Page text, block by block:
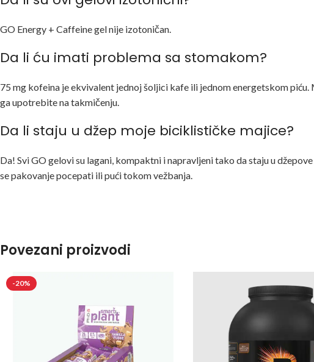
GO Energy + Caffeine gel nije izotoničan.
Da li ću imati problema sa stomakom?
75 mg kofeina je ekvivalent jednoj šoljici kafe ili jednom energetskom
ga upotrebite na takmičenju.
Da li staju u džep moje biciklističke majice?
Da! Svi GO gelovi su lagani, kompaktni i napravljeni tako da staju u
se pakovanje pocepati ili pući tokom vežbanja.
Povezani proizvodi
-20%